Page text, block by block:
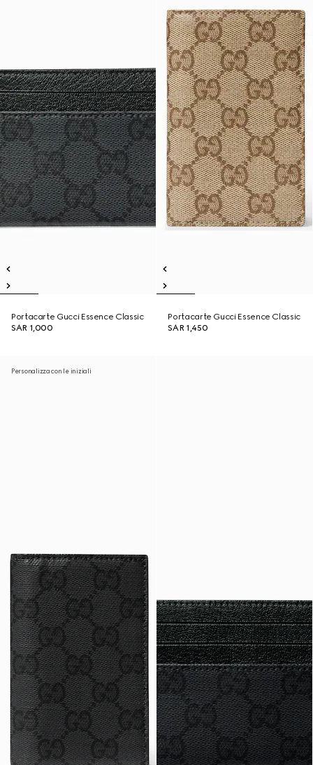
Portacarte Gucci Essence Classic
SAR 1,000
Portacarte Gucci Essence Classic
SAR 1,450
Personalizza con le iniziali